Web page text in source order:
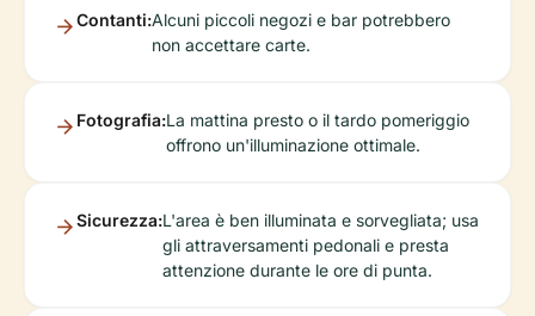
Contanti:Alcuni piccoli negozi e bar potrebbero
non accettare carte.
Fotografia:La mattina presto o il tardo pomeriggio
offrono un'illuminazione ottimale.
Sicurezza:L'area è ben illuminata e sorvegliata; usa
gli attraversamenti pedonali e presta
attenzione durante le ore di punta.